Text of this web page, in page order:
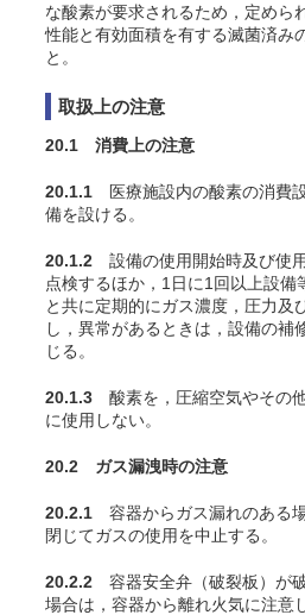
な酸素が要求されるため，定めら
性能と有効面積を有する滅菌済み
と。
取扱上の注意
20.1 消費上の注意
20.1.1 医療施設内の酸素の消費
備を設ける。
20.1.2 設備の使用開始時及び使
点検するほか，1日に1回以上設備
と共に定期的にガス濃度，圧力及
し，異常があるときは，設備の補
じる。
20.1.3 酸素を，圧縮空気やその
に使用しない。
20.2 ガス漏洩時の注意
20.2.1 容器からガス漏れのある
閉じてガスの使用を中止する。
20.2.2 容器安全弁（破裂板）が
場合は，容器から離れ火気に注意